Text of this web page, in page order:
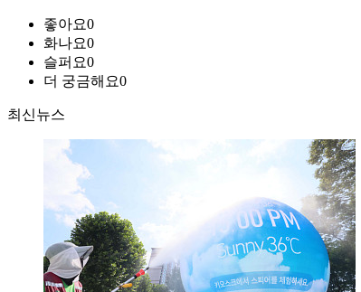
좋아요0
화나요0
슬퍼요0
더 궁금해요0
최신뉴스